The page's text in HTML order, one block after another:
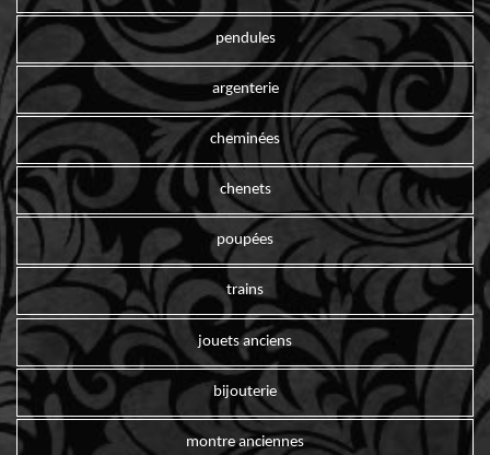
pendules
argenterie
cheminées
chenets
poupées
trains
jouets anciens
bijouterie
montre anciennes